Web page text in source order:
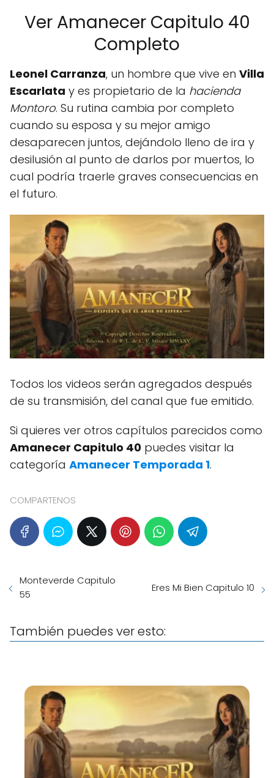
Ver Amanecer Capitulo 40
Completo
Leonel Carranza, un hombre que vive en Villa
Escarlata y es propietario de la hacienda
Montoro. Su rutina cambia por completo
cuando su esposa y su mejor amigo
desaparecen juntos, dejándolo lleno de ira y
desilusión al punto de darlos por muertos, lo
cual podría traerle graves consecuencias en
el futuro.
Todos los videos serán agregados después
de su transmisión, del canal que fue emitido.
Si quieres ver otros capítulos parecidos como
Amanecer Capitulo 40 puedes visitar la
categoría Amanecer Temporada 1.
COMPARTENOS
Monteverde Capitulo
55
Eres Mi Bien Capitulo 10
También puedes ver esto: